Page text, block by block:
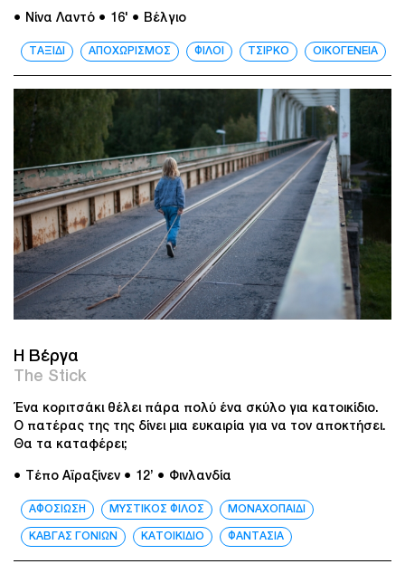
● Νίνα Λαντό ● 16' ● Βέλγιο
ΤΑΞΙΔΙ ΑΠΟΧΩΡΙΣΜΟΣ ΦΙΛΟΙ ΤΣΙΡΚΟ ΟΙΚΟΓΕΝΕΙΑ
Η Βέργα
The Stick
Ένα κοριτσάκι θέλει πάρα πολύ ένα σκύλο για κατοικίδιο.
Ο πατέρας της της δίνει μια ευκαιρία για να τον αποκτήσει.
Θα τα καταφέρει;
● Τέπο Αϊραξίνεν ● 12’ ● Φινλανδία
ΑΦΟΣΙΩΣΗ ΜΥΣΤΙΚΟΣ ΦΙΛΟΣ ΜΟΝΑΧΟΠΑΙΔΙ
ΚΑΒΓΑΣ ΓΟΝΙΩΝ ΚΑΤΟΙΚΙΔΙΟ ΦΑΝΤΑΣΙΑ